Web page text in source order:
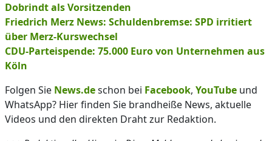
Dobrindt als Vorsitzenden
Friedrich Merz News: Schuldenbremse: SPD irritiert
über Merz-Kurswechsel
CDU-Parteispende: 75.000 Euro von Unternehmen aus
Köln
Folgen Sie News.deschon bei Facebook, YouTube und
WhatsApp? Hier finden Sie brandheiße News, aktuelle
Videos und den direkten Draht zur Redaktion.